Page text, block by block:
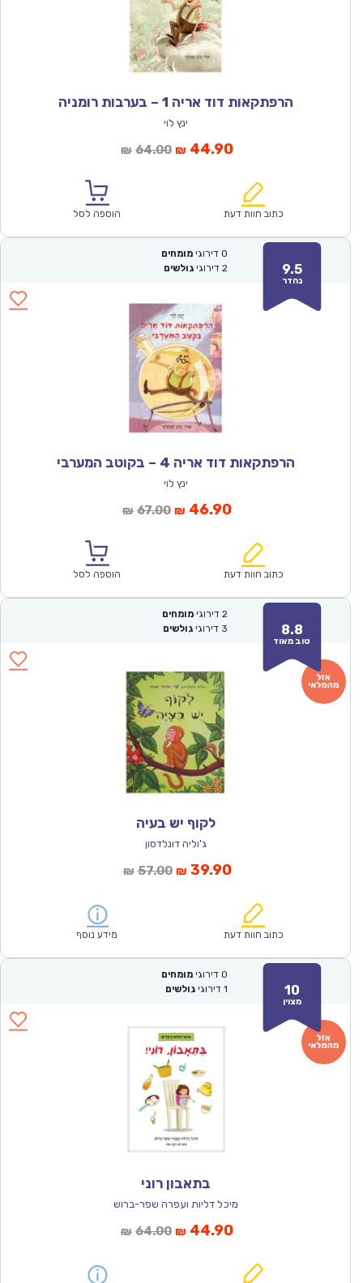
הרפתקאות דוד אריה 1 – בערבות רומניה
ינץ לוי
₪ 64.00המחיר
₪64.00.
₪ 44.90המחיר
הוא:
כתוב חוות דעת הוספה לסל
9.5
נהדר
0 דירוגי מומחים
2 דירוגי גולשים
הרפתקאות דוד אריה 4 – בקוטב המערבי
ינץ לוי
₪ 67.00המחיר
₪67.00.
₪ 46.90המחיר
הוא:
כתוב חוות דעת הוספה לסל
8.8
טוב מאוד
2 דירוגי מומחים
3 דירוגי גולשים
לקוף יש בעיה
ג'וליה דונלדסון
₪ 57.00המחיר
₪57.00.
₪ 39.90המחיר
הוא:
כתוב חוות דעת מידע נוסף
10
מצוין
0 דירוגי מומחים
1 דירוגי גולשים
בתאבון רוני
מיכל דליות ועפרה שפר-ברוש
₪ 64.00המחיר
₪ 44.90המחיר
הוא: